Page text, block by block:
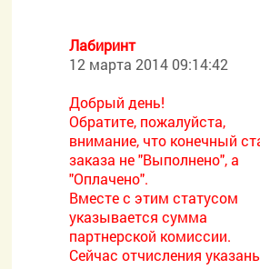
Лабиринт
12 марта 2014 09:14:42
Добрый день!
Обратите, пожалуйста,
внимание, что конечный
заказа не "Выполнено", а
"Оплачено".
Вместе с этим статусом
указывается сумма
партнерской комиссии.
Сейчас отчисления